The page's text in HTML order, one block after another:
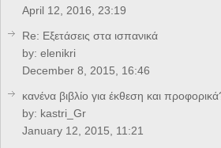
April 12, 2016, 23:19
Re: Eξετάσεις στα ισπανικά
by: elenikri
December 8, 2015, 16:46
κανένα βιβλίο για έκθεση και
by: kastri_Gr
January 12, 2015, 11:21